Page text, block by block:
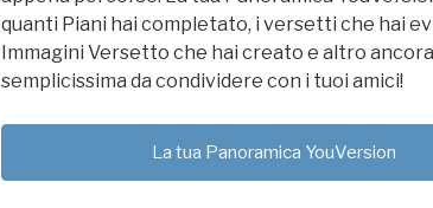
quanti Piani hai completato, i versetti che hai
Immagini Versetto che hai creato e altro
semplicissima da condividere con i tuoi amici!
La tua Panoramica YouVersion